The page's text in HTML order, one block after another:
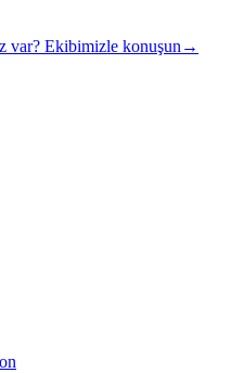
var? Ekibimizle konuşun →